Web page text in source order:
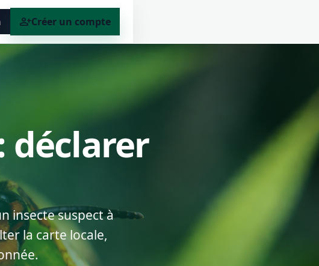
person_addCréer un compte
déclarer
insecte suspect à
la carte locale,